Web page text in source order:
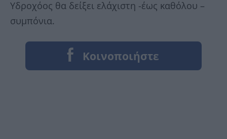
Υδροχόος θα δείξει ελάχιστη -έως καθόλου –
συμπόνια.